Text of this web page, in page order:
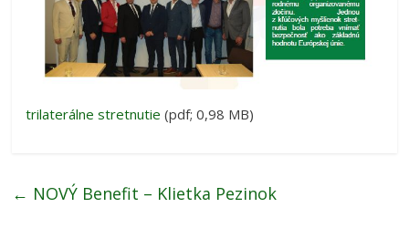
trilaterálne stretnutie (pdf; 0,98 MB)
← NOVÝ Benefit – Klietka Pezinok